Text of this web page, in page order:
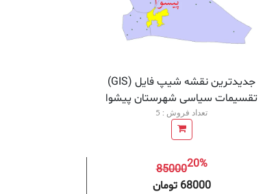
جدیدترین نقشه شیپ فایل (GIS)
تقسیمات سیاسی شهرستان پیشوا
تعداد فروش : 5
8500020%
68000 تومان